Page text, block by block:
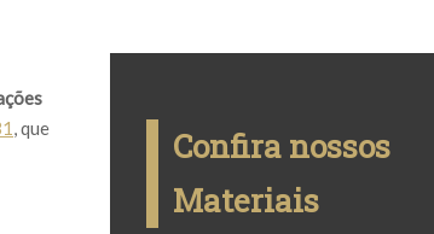
, que
Confira nossos
Materiais